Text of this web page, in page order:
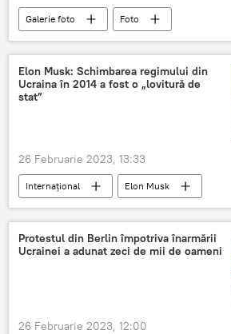
Galerie foto Foto
Elon Musk: Schimbarea regimului din
Ucraina în 2014 a fost o „lovitură de
stat”
26 Februarie 2023, 13:33
Internațional Elon Musk
Protestul din Berlin împotriva înarmării
Ucrainei a adunat zeci de mii de oameni
26 Februarie 2023, 12:00